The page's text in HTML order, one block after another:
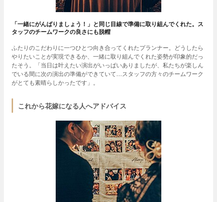
「一緒にがんばりましょう！」と同じ目線で準備に取り組んでくれた。ス
タッフのチームワークの良さにも脱帽
ふたりのこだわりに一つひとつ向き合ってくれたプランナー。どうしたら
やりたいことが実現できるか、一緒に取り組んでくれた姿勢が印象的だっ
たそう。「当日は叶えたい演出がいっぱいありましたが、私たちが楽しん
でいる間に次の演出の準備ができていて…スタッフの方々のチームワーク
がとても素晴らしかったです」。
これから花嫁になる人へアドバイス